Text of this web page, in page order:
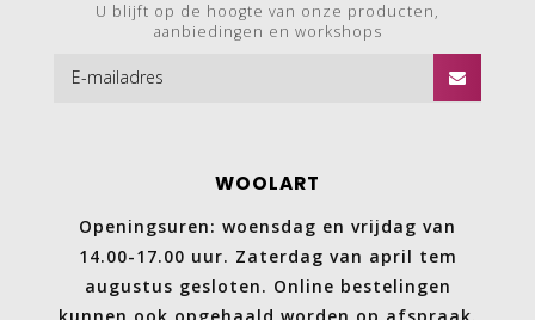
U blijft op de hoogte van onze producten,
aanbiedingen en workshops
WOOLART
Openingsuren: woensdag en vrijdag van
14.00-17.00 uur. Zaterdag van april tem
augustus gesloten. Online bestelingen